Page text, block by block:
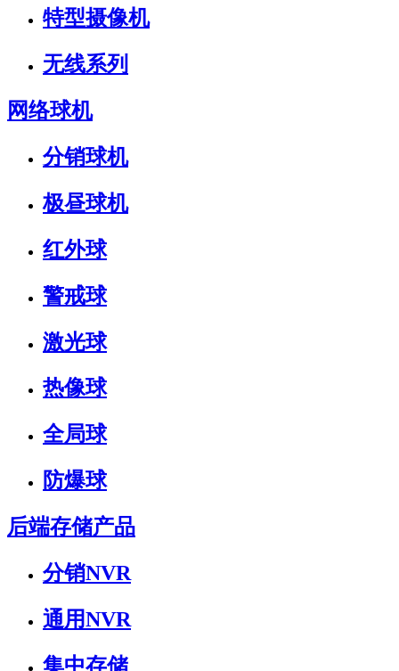
特型摄像机
无线系列
网络球机
分销球机
极昼球机
红外球
警戒球
激光球
热像球
全局球
防爆球
后端存储产品
分销NVR
通用NVR
集中存储